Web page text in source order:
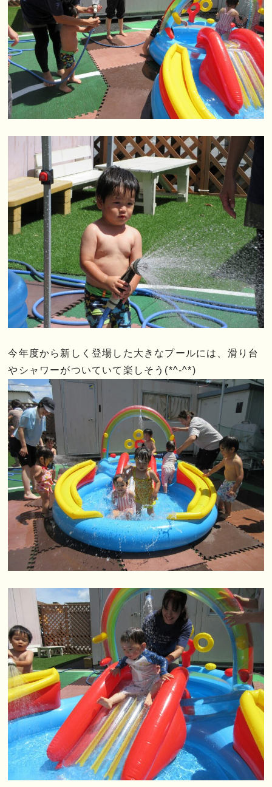
今年度から新しく登場した大きなプールには、滑り台
やシャワーがついていて楽しそう(*^-^*)